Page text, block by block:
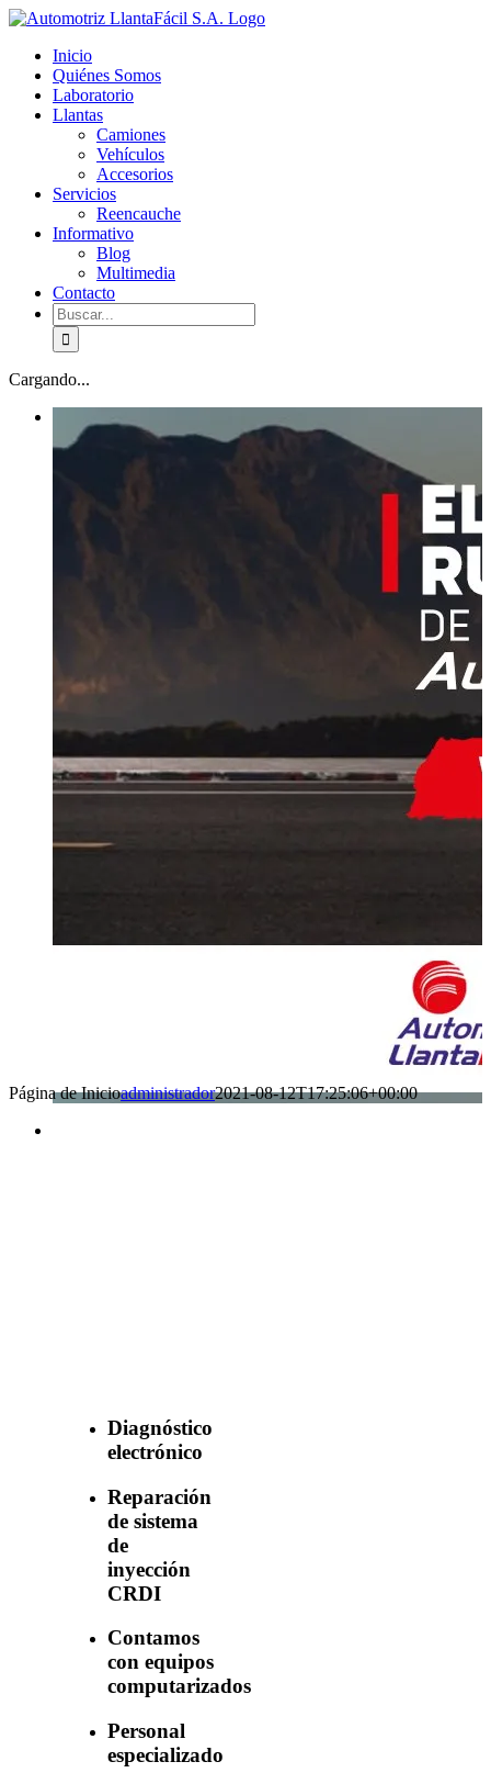
Skip
content
facebook
youtube
Inicio
Quiénes Somos
Laboratorio
Llantas
Camiones
Vehículos
Accesorios
Servicios
Reencauche
Informativo
Blog
Multimedia
Contacto
Buscar:
Cargando...
Página de Inicioadministrador2021-08-12T17:25:06+00:00
Diagnóstico
electrónico
Reparación
de sistema
de
inyección
CRDI
Contamos
con equipos
computarizados
Personal
especializado